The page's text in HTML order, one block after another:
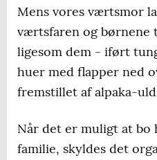
Mens vores værtsmor
værtsfaren og børnene
ligesom dem - iført
huer med flapper ned
fremstillet af alpaka-
Når det er muligt at bo
familie, skyldes det